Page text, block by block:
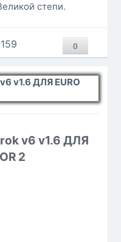
степи.
0
v6 v1.6 ДЛЯ
2